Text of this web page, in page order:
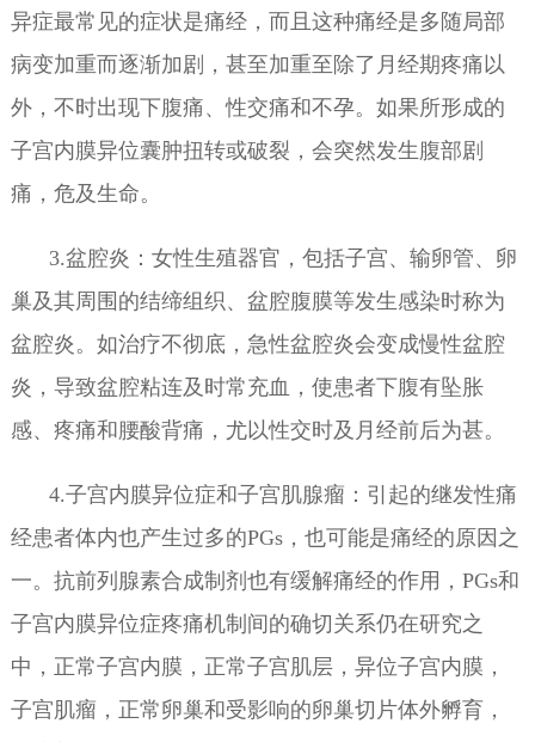
异症最常见的症状是痛经，而且这种痛经是多随局部
病变加重而逐渐加剧，甚至加重至除了月经期疼痛以
外，不时出现下腹痛、性交痛和不孕。如果所形成的
子宫内膜异位囊肿扭转或破裂，会突然发生腹部剧
痛，危及生命。
3.盆腔炎：女性生殖器官，包括子宫、输卵管、卵
巢及其周围的结缔组织、盆腔腹膜等发生感染时称为
盆腔炎。如治疗不彻底，急性盆腔炎会变成慢性盆腔
炎，导致盆腔粘连及时常充血，使患者下腹有坠胀
感、疼痛和腰酸背痛，尤以性交时及月经前后为甚。
4.子宫内膜异位症和子宫肌腺瘤：引起的继发性痛
经患者体内也产生过多的PGs，也可能是痛经的原因之
一。抗前列腺素合成制剂也有缓解痛经的作用，PGs和
子宫内膜异位症疼痛机制间的确切关系仍在研究之
中，正常子宫内膜，正常子宫肌层，异位子宫内膜，
子宫肌瘤，正常卵巢和受影响的卵巢切片体外孵育，